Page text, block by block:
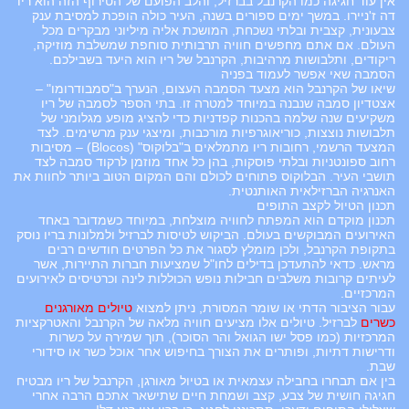
דה ז'ניירו. במשך ימים ספורים בשנה, העיר כולה הופכת למסיבת ענק
צבעונית, קצבית ובלתי נשכחת, המושכת אליה מיליוני מבקרים מכל
העולם. אם אתם מחפשים חוויה תרבותית סוחפת שמשלבת מוזיקה,
ריקודים, ותלבושות מרהיבות, הקרנבל של ריו הוא היעד בשבילכם.
הסמבה שאי אפשר לעמוד בפניה
שיאו של הקרנבל הוא מצעד הסמבה העצום, הנערך ב"סמבודרומו" –
אצטדיון סמבה שנבנה במיוחד למטרה זו. בתי הספר לסמבה של ריו
משקיעים שנה שלמה בהכנות קפדניות כדי להציג מופע מגלומני של
תלבושות נוצצות, כוריאוגרפיות מורכבות, ומיצגי ענק מרשימים. לצד
המצעד הרשמי, רחובות ריו מתמלאים ב"בלוקוס" (Blocos) – מסיבות
רחוב ספונטניות ובלתי פוסקות, בהן כל אחד מוזמן לרקוד סמבה לצד
תושבי העיר. הבלוקוס פתוחים לכולם והם המקום הטוב ביותר לחוות את
האנרגיה הברזילאית האותנטית.
תכנון הטיול לקצב התופים
תכנון מוקדם הוא המפתח לחוויה מוצלחת, במיוחד כשמדובר באחד
האירועים המבוקשים בעולם. הביקוש לטיסות לברזיל ולמלונות בריו נוסק
בתקופת הקרנבל, ולכן מומלץ לסגור את כל הפרטים חודשים רבים
מראש. כדאי להתעדכן בדילים לחו"ל שמציעות חברות התיירות, אשר
לעיתים קרובות משלבים חבילות נופש הכוללות לינה וכרטיסים לאירועים
המרכזיים.
עבור הציבור הדתי או שומר המסורת, ניתן למצוא טיולים מאורגנים
כשרים לברזיל. טיולים אלו מציעים חוויה מלאה של הקרנבל והאטרקציות
המרכזיות (כמו פסל ישו הגואל והר הסוכר), תוך שמירה על כשרות
ודרישות דתיות, ופותרים את הצורך בחיפוש אחר אוכל כשר או סידורי
שבת.
בין אם תבחרו בחבילה עצמאית או בטיול מאורגן, הקרנבל של ריו מבטיח
חגיגה חושית של צבע, קצב ושמחת חיים שתישאר אתכם הרבה אחרי